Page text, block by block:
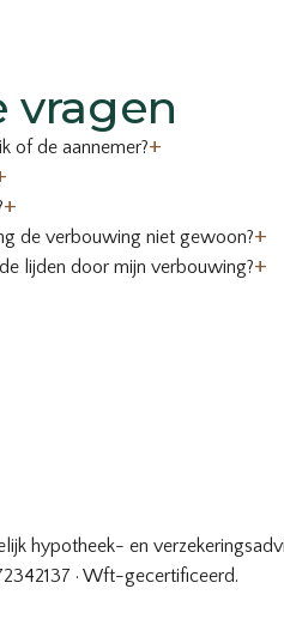
vragen
of de aannemer?+
+
de verbouwing niet gewoon?+
lijden door mijn verbouwing?+
hypotheek- en
· Wft-gecertificeerd.